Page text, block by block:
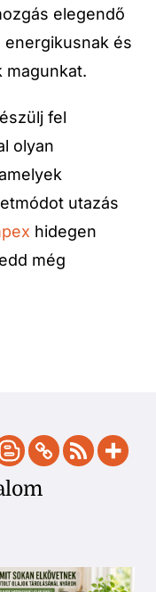
elegendő
energikusnak és
magunkat.
fel
olyan
utazás
hidegen
még